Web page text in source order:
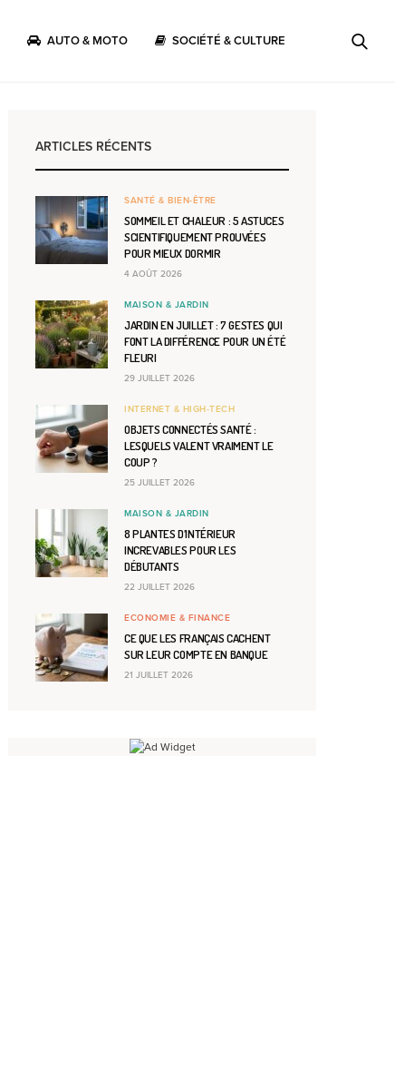
AUTO & MOTO SOCIÉTÉ & CULTURE
ARTICLES RÉCENTS
SANTÉ & BIEN-ÊTRE
SOMMEIL ET CHALEUR : 5 ASTUCES
SCIENTIFIQUEMENT PROUVÉES
POUR MIEUX DORMIR
4 AOÛT 2026
MAISON & JARDIN
JARDIN EN JUILLET : 7 GESTES QUI
FONT LA DIFFÉRENCE POUR UN ÉTÉ
FLEURI
29 JUILLET 2026
INTERNET & HIGH-TECH
OBJETS CONNECTÉS SANTÉ :
LESQUELS VALENT VRAIMENT LE
COUP ?
25 JUILLET 2026
MAISON & JARDIN
8 PLANTES D’INTÉRIEUR
INCREVABLES POUR LES
DÉBUTANTS
22 JUILLET 2026
ECONOMIE & FINANCE
CE QUE LES FRANÇAIS CACHENT
SUR LEUR COMPTE EN BANQUE
21 JUILLET 2026